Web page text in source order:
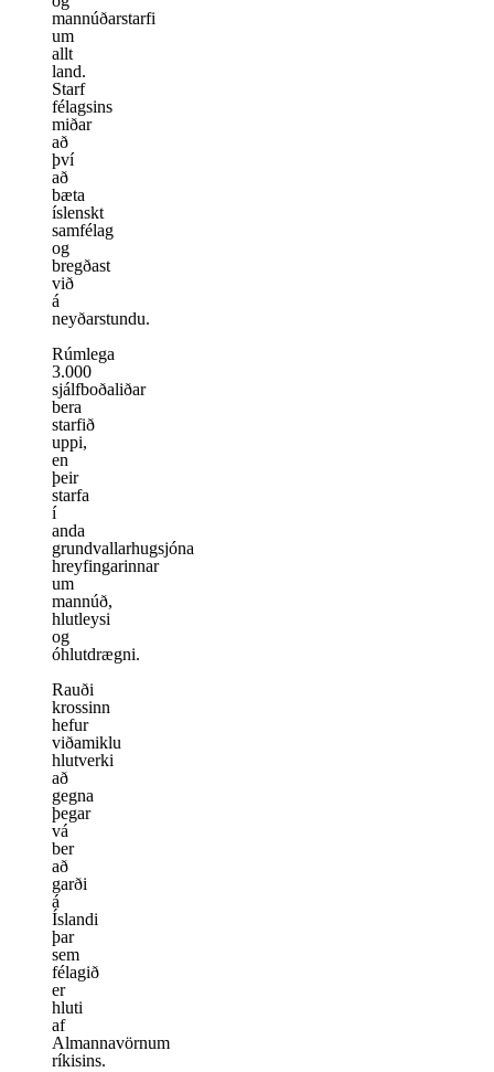
mannúðarstarfi
um
allt
land.
Starf
félagsins
miðar
að
því
að
bæta
íslenskt
samfélag
og
bregðast
við
á
neyðarstundu.
Rúmlega
3.000
sjálfboðaliðar
bera
starfið
uppi,
en
þeir
starfa
í
anda
grundvallarhugsjóna
hreyfingarinnar
um
mannúð,
hlutleysi
og
óhlutdrægni.
Rauði
krossinn
hefur
viðamiklu
hlutverki
að
gegna
þegar
vá
ber
að
garði
á
Íslandi
þar
sem
félagið
er
hluti
af
Almannavörnum
ríkisins.